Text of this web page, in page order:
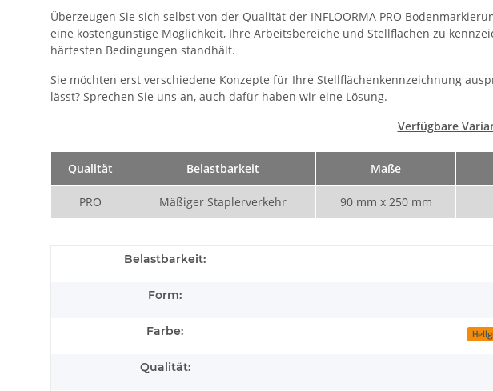
Überzeugen Sie sich selbst von der Qualität der INFLOORMA PRO
eine kostengünstige Möglichkeit, Ihre Arbeitsbereiche und Stellflächen zu
härtesten Bedingungen standhält.
Sie möchten erst verschiedene Konzepte für Ihre Stellflächenkennzeichnung
lässt? Sprechen Sie uns an, auch dafür haben wir eine Lösung.
Verfügbare
Qualität Belastbarkeit Maße
PRO Mäßiger Staplerverkehr 90 mm x 250 mm
Produkteigenschaft
Belastbarkeit:
Form:
Farbe:
Qualität: